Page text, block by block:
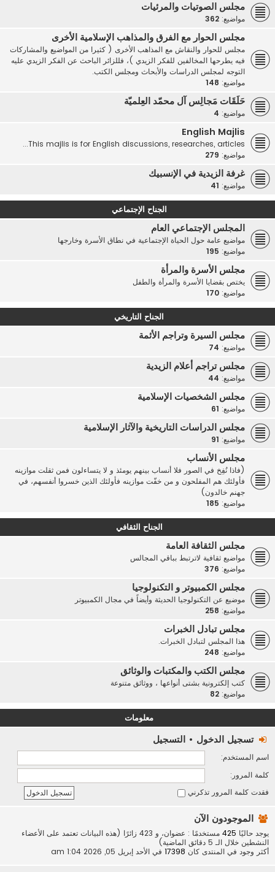
مجلس الصوتيات والمرئيات
مواضيع: 362
مجلس الحوار مع الفرق والمذاهب الإسلامية الأخرى
مجلس للحوار والنقاش مع المذاهب الأخرى ( كثيرا من المواضيع والمشاركات
فيه يطرحها المخالفين للفكر الزيدي )، فللزائر الباحث عن الفكر الزيدي عليه
التوجه لمجلس الدراسات والأبحاث ومجلس الكتب.
مواضيع: 148
حَلَقَات مَجالِس آل محمّد العِلميّة
مواضيع: 4
English Majlis
This majlis is for English discussions, researches, articles...
مواضيع: 279
غرفة الزيدية في الإنسبيك
مواضيع: 41
الجناح الإجتماعي
المجلس الإجتماعي العام
مواضيع عامة حول الحياة الإجتماعية في نطاق الأسرة وخارجها
مواضيع: 195
مجلس الأسرة والمرأة
يختص بقضايا الأسرة والمرأة والطفل
مواضيع: 170
الجناح التاريخي
مجلس السيرة وتراجم الأئمة
مواضيع: 74
مجلس تراجم أعلام الزيدية
مواضيع: 44
مجلس الشخصيات الإسلامية
مواضيع: 61
مجلس الدراسات التاريخية والآثار الإسلامية
مواضيع: 91
مجلس الأنساب
(فاذا نُفِخ في الصور فلا أنساب بينهم يومئذ و لا يتساءلون فمن ثقلت موازينه
فأولئك هم المفلحون و من خفّت موازينه فأولئك الذين خسروا أنفسهم، في
جهنم خالدون)
مواضيع: 185
الجناح الثقافي
مجلس الثقافة العامة
مواضيع ثقافية لاترتبط بباقي المجالس
مواضيع: 376
مجلس الكمبيوتر و التكنولوجيا
موضيع عن التكنولوجيا الحديثة وأيضاً في مجال الكمبيوتر
مواضيع: 258
مجلس تبادل الخبرات
هذا المجلس لتبادل الخبرات.
مواضيع: 248
مجلس الكتب والمكتبات والوثائق
كتب إلكترونية بشتى أنواعها ، ووثائق متنوعة
مواضيع: 82
معلومات
تسجيل الدخول • التسجيل
اسم المستخدم:
كلمة المرور:
فقدت كلمة المرور تذكرني
الموجودون الآن
يوجد حاليًا 425
مستخدمًا : عضوان، و 423 زائرًا (هذه البيانات تعتمد على الأعضاء
النشطين خلال الـ 5 دقائق الماضية)
أكثر وجود في المنتدى كان 17398 في الأحد إبريل 05, 2026 1:04 am